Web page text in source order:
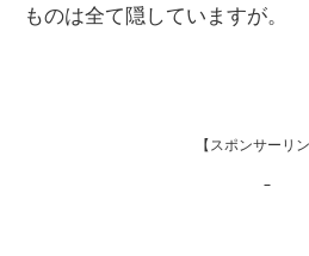
ものは全て隠していますが。
【スポンサーリン